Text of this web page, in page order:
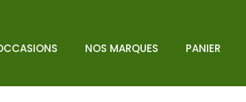
NOS MARQUES PANIER